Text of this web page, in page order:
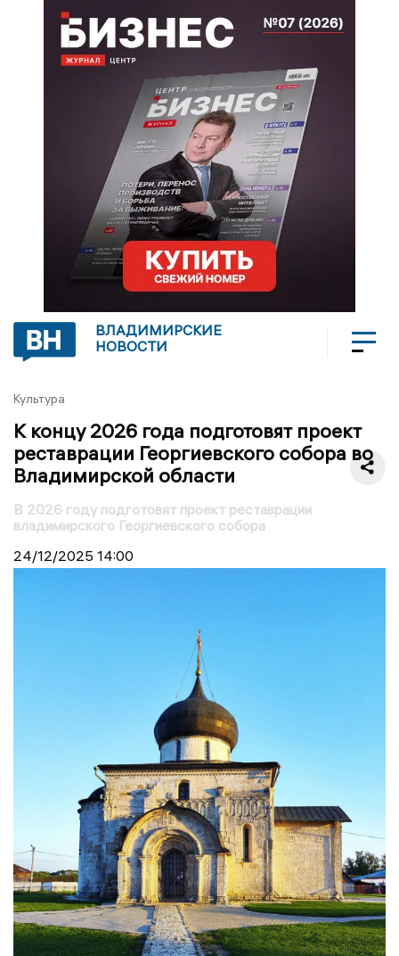
ВЛАДИМИРСКИЕ
НОВОСТИ
Культура
К концу 2026 года подготовят проект
реставрации Георгиевского собора во
Владимирской области
В 2026 году подготовят проект реставрации
владимирского Георгиевского собора
24/12/2025 14:00